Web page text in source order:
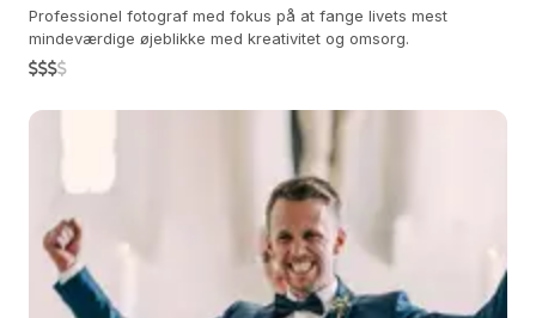
Professionel fotograf med fokus på at fange livets mest
mindeværdige øjeblikke med kreativitet og omsorg.